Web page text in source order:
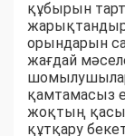
құбырын
орындарын
жағдай
шомылушылар
қамтамасыз
жоқтың
құтқару